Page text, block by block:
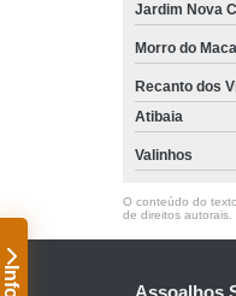
Jardim Nova
Morro do
Recanto dos
Atibaia
Valinhos
O conteúdo do
de direitos autorais
Assoalhos